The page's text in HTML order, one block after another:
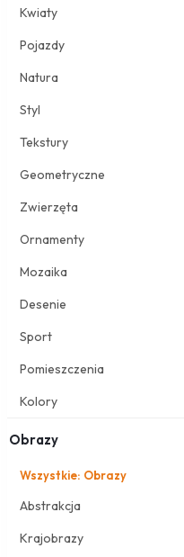
Kwiaty
Pojazdy
Natura
Styl
Tekstury
Geometryczne
Zwierzęta
Ornamenty
Mozaika
Desenie
Sport
Pomieszczenia
Kolory
Obrazy
Wszystkie: Obrazy
Abstrakcja
Krajobrazy